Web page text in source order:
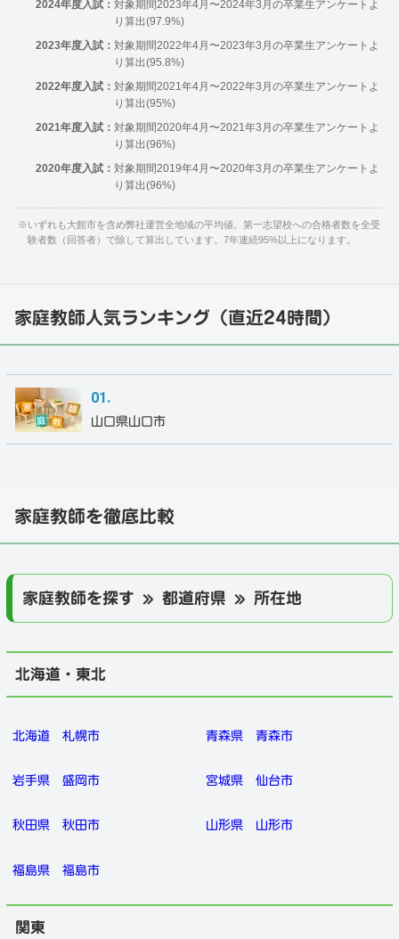
2024年度入試： 対象期間2023年4月〜2024年3月の卒業生アンケートよ
り算出(97.9%)
2023年度入試： 対象期間2022年4月〜2023年3月の卒業生アンケートよ
り算出(95.8%)
2022年度入試： 対象期間2021年4月〜2022年3月の卒業生アンケートよ
り算出(95%)
2021年度入試： 対象期間2020年4月〜2021年3月の卒業生アンケートよ
り算出(96%)
2020年度入試： 対象期間2019年4月〜2020年3月の卒業生アンケートよ
り算出(96%)
※いずれも大館市を含め弊社運営全地域の平均値。第一志望校への合格者数を全受
験者数（回答者）で除して算出しています。7年連続95%以上になります。
家庭教師人気ランキング（直近24時間）
山口県山口市
家庭教師を徹底比較
家庭教師を探す » 都道府県 » 所在地
北海道・東北
北海道 札幌市 青森県 青森市
岩手県 盛岡市 宮城県 仙台市
秋田県 秋田市 山形県 山形市
福島県 福島市
関東